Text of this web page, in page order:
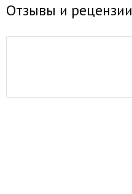
Отзывы и рецензии